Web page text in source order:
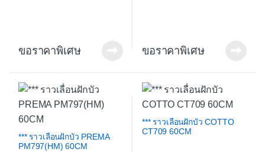
ขอราคาพิเศษ ขอราคาพิเศษ
*** ราวเลื่อนฝักบัว PREMA
PM797(HM) 60CM
*** ราวเลื่อนฝักบัว COTTO
CT709 60CM